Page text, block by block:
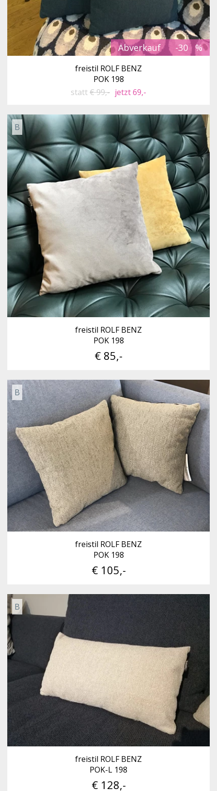
Abverkauf -30
freistil ROLF BENZ
POK 198
statt€ 99,- jetzt 69,-
B
freistil ROLF BENZ
POK 198
€ 85,-
B
freistil ROLF BENZ
POK 198
€ 105,-
B
freistil ROLF BENZ
POK-L 198
€ 128,-